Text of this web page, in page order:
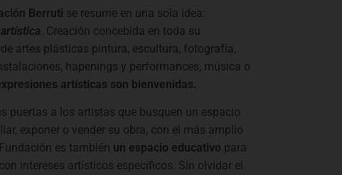
Berruti se resume en una sola idea:
. Creación concebida en toda su
artes plásticas pintura, escultura, fotografía,
hapenings y performances, música o
artísticas son bienvenidas.
puertas a los artistas que busquen un espacio
exponer o vender su obra, con el más amplio
es también un espacio educativo para
intereses artísticos específicos. Sin olvidar el